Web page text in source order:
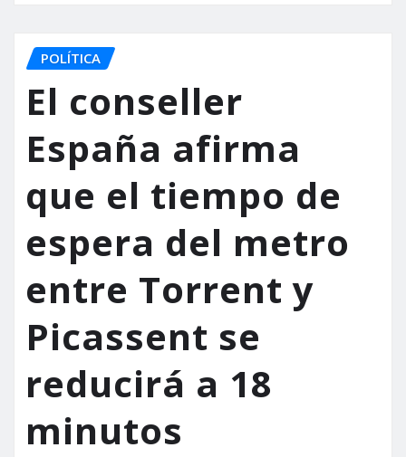
POLÍTICA
El conseller
España afirma
que el tiempo de
espera del metro
entre Torrent y
Picassent se
reducirá a 18
minutos